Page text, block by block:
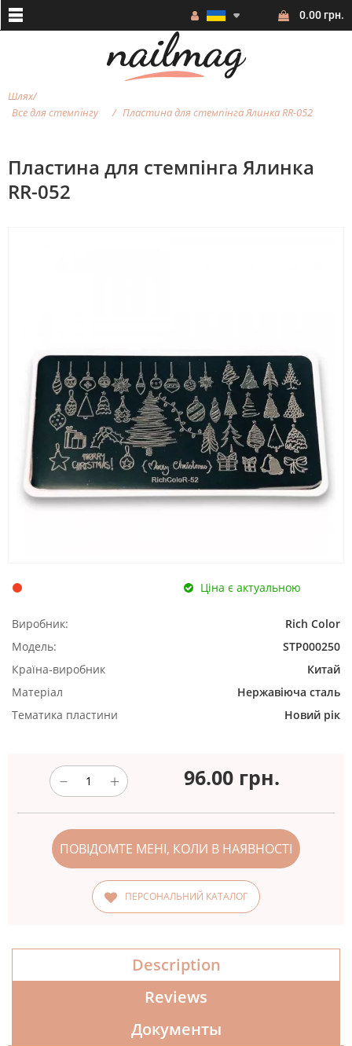
0.00 грн.
Шлях
Все для стемпінгу
Пластина для стемпінга Ялинка RR-052
Пластина для стемпінга Ялинка
RR-052
Ціна є актуальною
Виробник:
Rich Color
Модель:
STP000250
Країна-виробник
Китай
Матеріал
Нержавіюча сталь
Тематика пластини
Новий рік
96.00 грн.
ПОВІДОМТЕ МЕНІ, КОЛИ В НАЯВНОСТІ
ПЕРСОНАЛЬНИЙ КАТАЛОГ
Description
Reviews
Документы